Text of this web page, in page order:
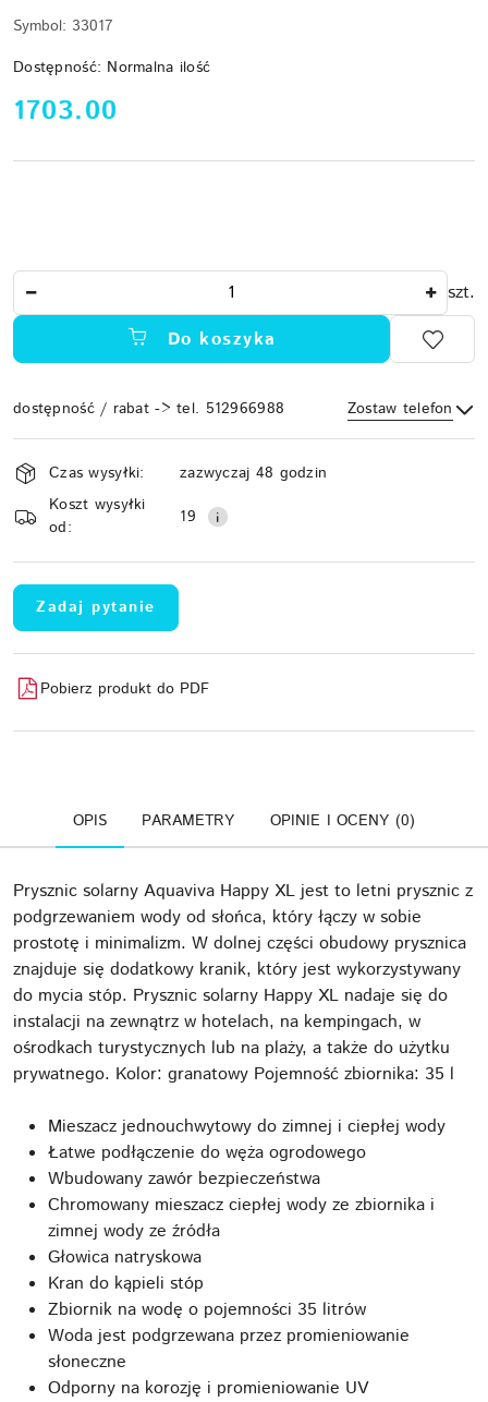
Symbol: 33017
Dostępność: Normalna ilość
cena:
1703.00
szt.
Do koszyka
dostępność / rabat -> tel. 512966988 Zostaw telefon
Wyślij
Dostępność
i
dostawa
Czas wysyłki:
zazwyczaj 48 godzin
Koszt wysyłki
od:
19
Zadaj pytanie
Pobierz produkt do PDF
OPIS PARAMETRY OPINIE I OCENY (0)
Prysznic solarny Aquaviva Happy XL jest to letni prysznic z
podgrzewaniem wody od słońca, który łączy w sobie
prostotę i minimalizm. W dolnej części obudowy prysznica
znajduje się dodatkowy kranik, który jest wykorzystywany
do mycia stóp. Prysznic solarny Happy XL nadaje się do
instalacji na zewnątrz w hotelach, na kempingach, w
ośrodkach turystycznych lub na plaży, a także do użytku
prywatnego. Kolor: granatowy Pojemność zbiornika: 35 l
Mieszacz jednouchwytowy do zimnej i ciepłej wody
Łatwe podłączenie do węża ogrodowego
Wbudowany zawór bezpieczeństwa
Chromowany mieszacz ciepłej wody ze zbiornika i
zimnej wody ze źródła
Głowica natryskowa
Kran do kąpieli stóp
Zbiornik na wodę o pojemności 35 litrów
Woda jest podgrzewana przez promieniowanie
słoneczne
Odporny na korozję i promieniowanie UV